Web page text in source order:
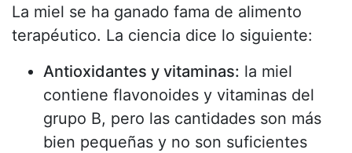
La miel se ha ganado fama de alimento
terapéutico. La ciencia dice lo siguiente:
Antioxidantes y vitaminas: la miel
contiene flavonoides y vitaminas del
grupo B, pero las cantidades son más
bien pequeñas y no son suficientes